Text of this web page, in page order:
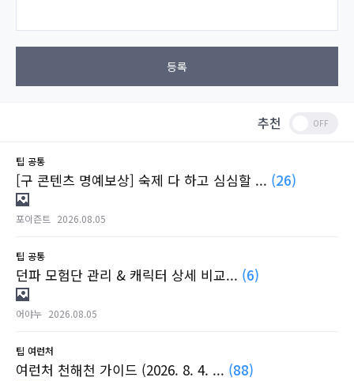
등록
추천
팁 공통
[구 콘텐츠 명예보상] 숙제 다 하고 심심할 ... (26)
포이즌트 2026.08.05
팁 공통
던파 모험단 관리 & 캐릭터 상세 비교... (6)
어야누 2026.08.05
팁 여런처
여런처 천해천 가이드 (2026. 8. 4. ... (88)